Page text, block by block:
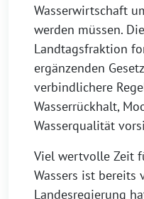
Wasserwirtschaft
werden müssen.
Landtagsfraktion
ergänzenden
verbindlichere
Wasserrückhalt,
Wasserqualität
Viel wertvolle Zeit
Wassers ist bereits
Landesregierung